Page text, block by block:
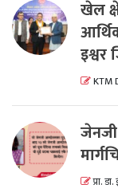
खेल
इश्वर
KTM
प्रा.